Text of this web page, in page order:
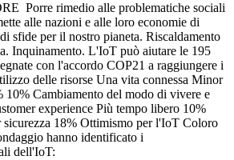
Porre rimedio alle problematiche sociali
alle nazioni e alle loro economie di
sfide per il nostro pianeta. Riscaldamento
Inquinamento. L'IoT può aiutare le 195
con l'accordo COP21 a raggiungere i
delle risorse Una vita connessa Minor
10% Cambiamento del modo di vivere e
experience Più tempo libero 10%
18% Ottimismo per l'IoT Coloro
hanno identificato i
dell'IoT: